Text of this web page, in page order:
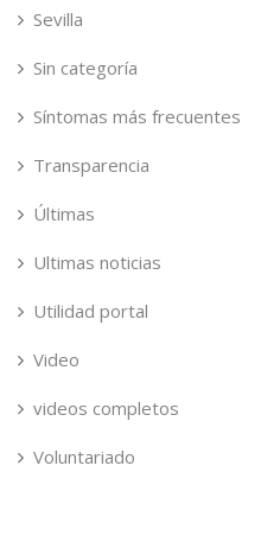
Sevilla
Sin categoría
Síntomas más frecuentes
Transparencia
Últimas
Ultimas noticias
Utilidad portal
Video
videos completos
Voluntariado